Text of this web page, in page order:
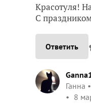
Красотуля!
С
Ответить
Ганна
8